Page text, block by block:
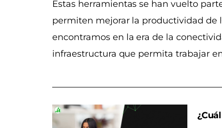
Estas herramientas se han vuelto
permiten mejorar la productividad de
encontramos en la era de la
infraestructura que permita trabajar